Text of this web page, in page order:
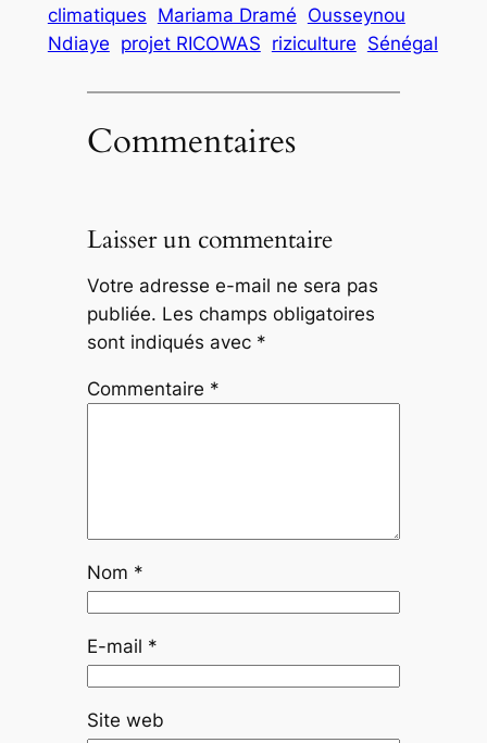
climatiques Mariama Dramé Ousseynou
Ndiaye projet RICOWAS riziculture Sénégal
Commentaires
Laisser un commentaire
Votre adresse e-mail ne sera pas
publiée. Les champs obligatoires
sont indiqués avec *
Commentaire *
Nom *
E-mail *
Site web